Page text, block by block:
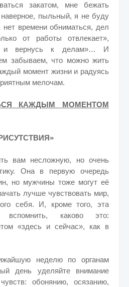
закатом, мне бежать
пыльный, я не буду
времени обниматься, дел
от работы отвлекает»,
и вернусь к делам»… И
забываем, что можно жить
момент жизни и радуясь
мелочам.
КАЖДЫМ МОМЕНТОМ
вам несложную, но очень
Она в первую очередь
но мужчины тоже могут её
лучше чувствовать мир,
себя. И, кроме того, эта
вспомнить, каково это:
«здесь и сейчас», как в
неделю по органам
день уделяйте внимание
обонянию, осязанию,